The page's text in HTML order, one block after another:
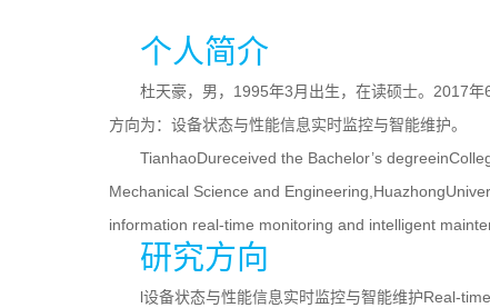
个人简介
杜天豪，男，1995年3月出生，在读硕士。2017
方向为：设备状态与性能信息实时监控与智能维护。
TianhaoDureceived the Bachelor’s
Mechanical Science and
information real-time monitoring and intelligent
研究方向
l设备状态与性能信息实时监控与智能维护Real-